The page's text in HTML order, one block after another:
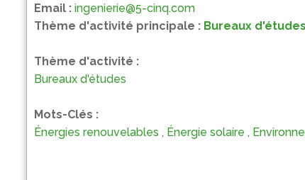
Email : ingenierie@5-cinq.com
Thème d'activité principale : Bureaux d'études
Thème d'activité :
Bureaux d'études
Mots-Clés :
Énergies renouvelables , Énergie solaire ,